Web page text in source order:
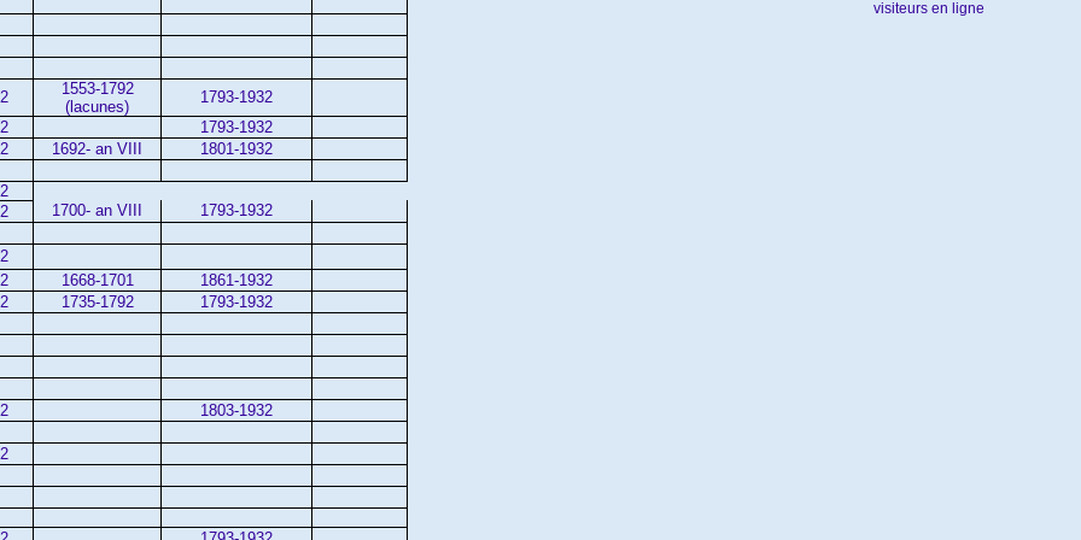
1553-1792
(lacunes)
1793-1932
1793-1932
1692- an VIII 1801-1932
1700- an VIII 1793-1932
1668-1701
1861-1932
1735-1792 1793-1932
1803-1932
visiteurs en ligne